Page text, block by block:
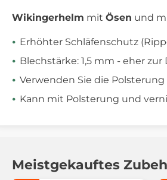
Wikingerhelm mit Ösen und
Erhöhter Schläfenschutz
Blechstärke: 1,5 mm - eher
Verwenden Sie die
Kann mit Polsterung und
Meistgekauftes